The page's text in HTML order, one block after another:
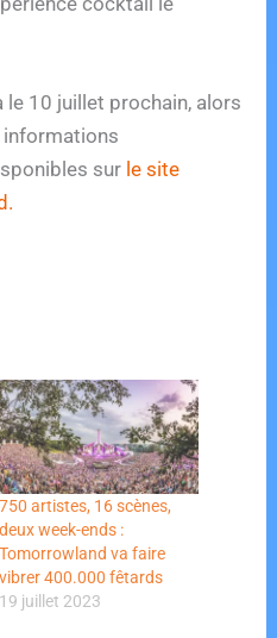
10 juillet prochain, alors
informations
sur le site
750 artistes, 16 scènes,
deux week-ends :
Tomorrowland va faire
vibrer 400.000 fêtards
19 juillet 2023